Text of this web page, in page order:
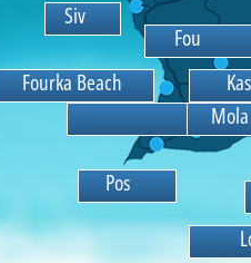
L
Mola
Kalandra
FourkaBeach
Posid
iviri
Fourk
Kas